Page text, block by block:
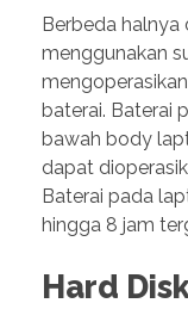
Berbeda
menggunakan
baterai. Baterai
bawah body
dapat
Baterai pada
hingga 8 jam
Hard